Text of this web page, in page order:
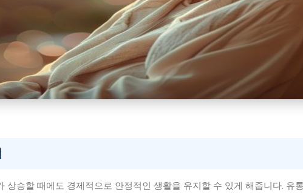
상승할 때에도 경제적으로 안정적인 생활을 유지할 수 있게 해줍니다. 유